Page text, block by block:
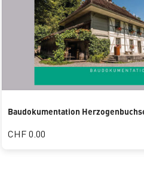
Baudokumentation
CHF 0.00